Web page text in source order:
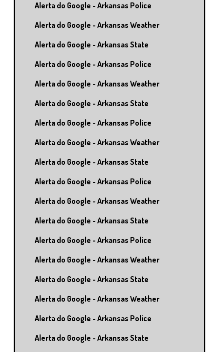
Alerta do Google - Arkansas Police
Alerta do Google - Arkansas Weather
Alerta do Google - Arkansas State
Alerta do Google - Arkansas Police
Alerta do Google - Arkansas Weather
Alerta do Google - Arkansas State
Alerta do Google - Arkansas Police
Alerta do Google - Arkansas Weather
Alerta do Google - Arkansas State
Alerta do Google - Arkansas Police
Alerta do Google - Arkansas Weather
Alerta do Google - Arkansas State
Alerta do Google - Arkansas Police
Alerta do Google - Arkansas Weather
Alerta do Google - Arkansas State
Alerta do Google - Arkansas Weather
Alerta do Google - Arkansas Police
Alerta do Google - Arkansas State